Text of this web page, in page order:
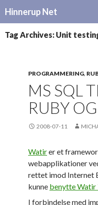
Hinnerup Net
CONTENT
Tag Archives: Unit
PROGRAMMERING,
MS SQL
RUBY
2008-07-11
Watirer et
webapplikationer
rettet imod Internet
kunne benytte Watir
I forbindelse med